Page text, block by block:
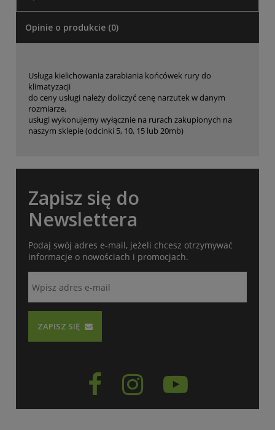
Opinie o produkcie (0)
Usługa kielichowania zarabiania końcówek rury do
klimatyzacji
do ceny usługi należy doliczyć cenę narzutek w danym
rozmiarze,
usługi wykonujemy wyłącznie na rurach zakupionych na
naszym sklepie (odcinki 5, 10, 15 lub 20mb)
Zapisz się do
Newslettera
Podaj swój adres e-mail, jeżeli chcesz otrzymywać
informacje o nowościach i promocjach.
ZAPISZ SIĘ
  